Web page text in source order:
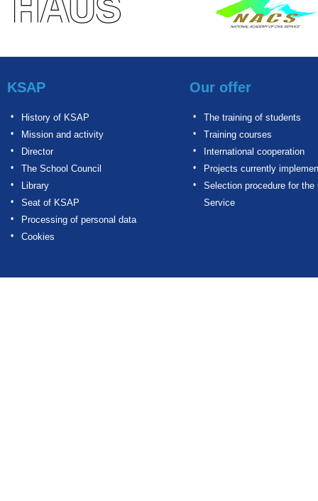
KSAP
History of KSAP
Mission and activity
Director
The School Council
Library
Seat of KSAP
Processing of personal data
Cookies
Our offer
The training of students
Training courses
International cooperation
Projects currently
Selection procedure for the
Service